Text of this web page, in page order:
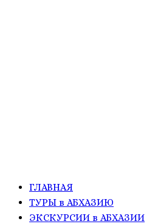
ГЛАВНАЯ
ТУРЫ в АБХАЗИЮ
ЭКСКУРСИИ в АБХАЗИИ